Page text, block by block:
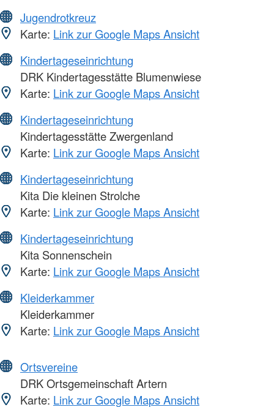
Jugendrotkreuz
Karte: Link zur Google Maps Ansicht
Kindertageseinrichtung
DRK Kindertagesstätte Blumenwiese
Karte: Link zur Google Maps Ansicht
Kindertageseinrichtung
Kindertagesstätte Zwergenland
Karte: Link zur Google Maps Ansicht
Kindertageseinrichtung
Kita Die kleinen Strolche
Karte: Link zur Google Maps Ansicht
Kindertageseinrichtung
Kita Sonnenschein
Karte: Link zur Google Maps Ansicht
Kleiderkammer
Kleiderkammer
Karte: Link zur Google Maps Ansicht
Ortsvereine
DRK Ortsgemeinschaft Artern
Karte: Link zur Google Maps Ansicht